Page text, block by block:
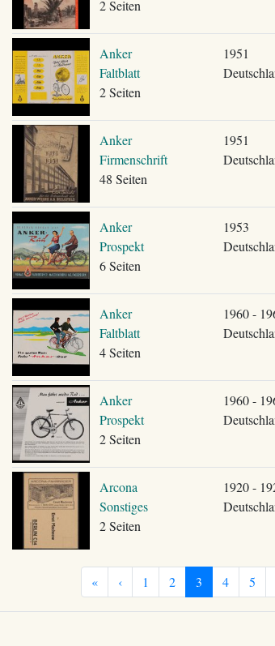
2 Seiten
Anker
Faltblatt
2 Seiten
1951
Anker
Firmenschrift
48 Seiten
1951
Anker
Prospekt
6 Seiten
1953
Anker
Faltblatt
4 Seiten
1960 -
Anker
Prospekt
2 Seiten
1960 -
Arcona
Sonstiges
2 Seiten
1920 -
« ‹ 1 2 3 4 5